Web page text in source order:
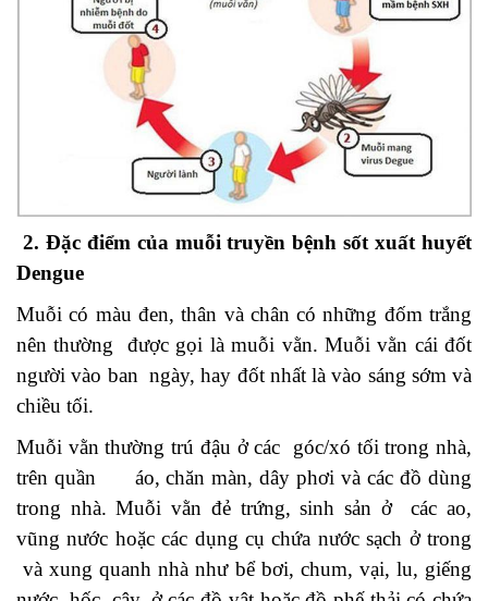
2. Đặc điểm của muỗi truyền bệnh sốt xuất huyết
Dengue
Muỗi có màu đen, thân và chân có những đốm trắng
nên thường được gọi là muỗi vằn. Muỗi vằn cái đốt
người vào ban ngày, hay đốt nhất là vào sáng sớm và
chiều tối.
Muỗi vằn thường trú đậu ở các góc/xó tối trong nhà,
trên quần áo, chăn màn, dây phơi và các đồ dùng
trong nhà. Muỗi vằn đẻ trứng, sinh sản ở các ao,
vũng nước hoặc các dụng cụ chứa nước sạch ở trong
và xung quanh nhà như bể bơi, chum, vại, lu, giếng